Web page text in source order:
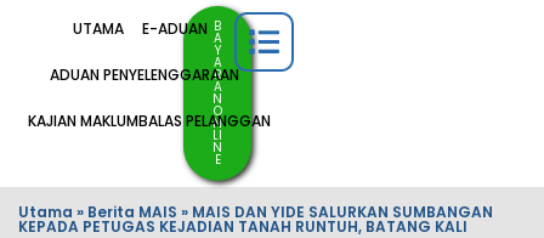
UTAMA E-ADUAN
ADUAN PENYELENGGARAAN
KAJIAN MAKLUMBALAS PELANGGAN
B
A
Y
A
R
A
N
O
N
LI
N
E
Utama » Berita MAIS » MAIS DAN YIDE SALURKAN SUMBANGAN
KEPADA PETUGAS KEJADIAN TANAH RUNTUH, BATANG KALI